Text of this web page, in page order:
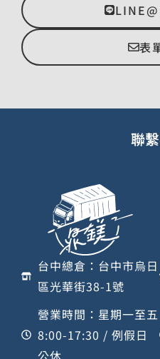
表
聯
台中總倉：台中市烏日
區光華街38-1號
營業時間：星期一至五
8:00-17:30 / 例假日
公休